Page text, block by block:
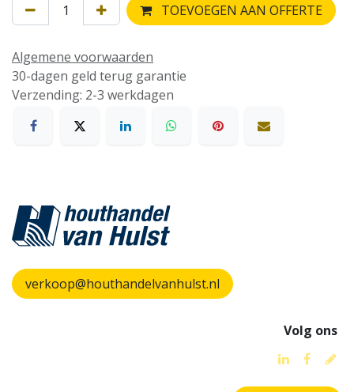
TOEVOEGEN AAN OFFERTE
Algemene voorwaarden
30-dagen geld terug garantie
Verzending: 2-3 werkdagen
verkoop@houthandelvanhulst.nl
Volg ons